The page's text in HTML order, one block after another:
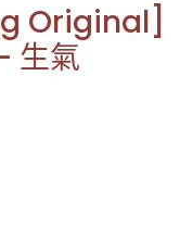
Original]
生氣